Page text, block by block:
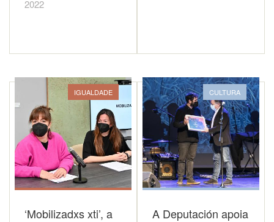
2022
IGUALDADE
‘Mobilizadxs xti’, a
CULTURA
A Deputación apoia